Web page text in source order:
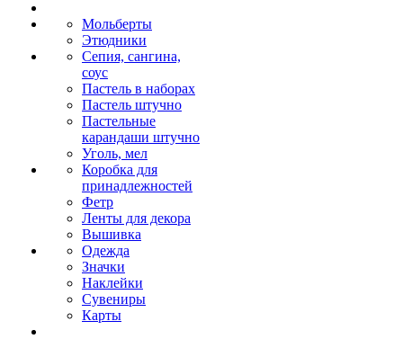
Мольберты
Этюдники
Сепия, сангина,
соус
Пастель в наборах
Пастель штучно
Пастельные
карандаши штучно
Уголь, мел
Коробка для
принадлежностей
Фетр
Ленты для декора
Вышивка
Одежда
Значки
Наклейки
Сувениры
Карты